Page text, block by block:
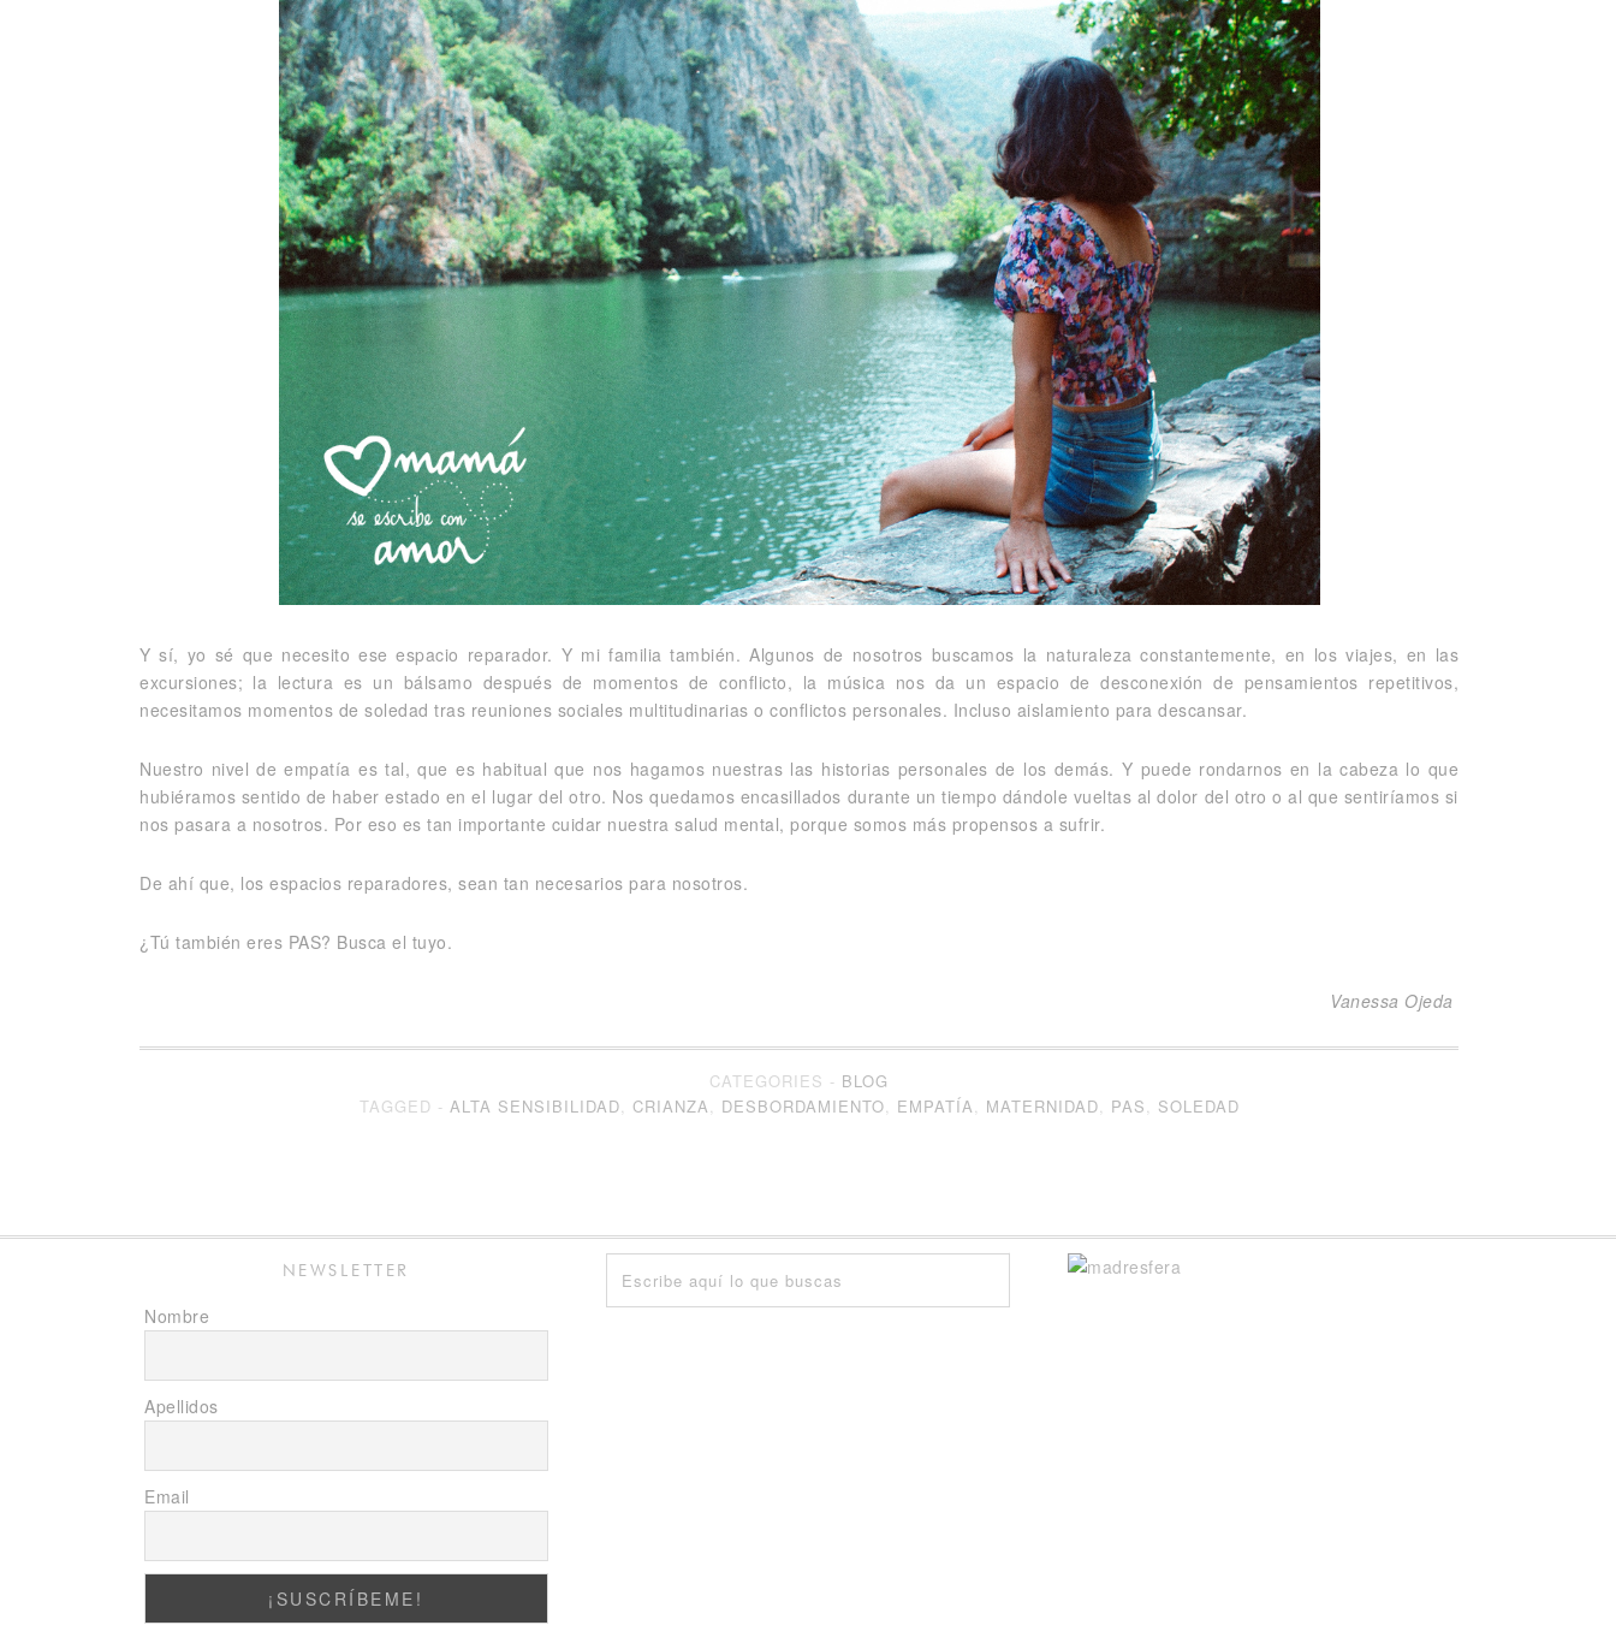
Y sí, yo sé que necesito ese espacio reparador. Y mi familia también. Algunos de nosotros buscamos la naturaleza constantemente, en los viajes, en las
excursiones; la lectura es un bálsamo después de momentos de conflicto, la música nos da un espacio de desconexión de pensamientos repetitivos,
necesitamos momentos de soledad tras reuniones sociales multitudinarias o conflictos personales. Incluso aislamiento para descansar.
Nuestro nivel de empatía es tal, que es habitual que nos hagamos nuestras las historias personales de los demás. Y puede rondarnos en la cabeza lo que
hubiéramos sentido de haber estado en el lugar del otro. Nos quedamos encasillados durante un tiempo dándole vueltas al dolor del otro o al que sentiríamos si
nos pasara a nosotros. Por eso es tan importante cuidar nuestra salud mental, porque somos más propensos a sufrir.
De ahí que, los espacios reparadores, sean tan necesarios para nosotros.
¿Tú también eres PAS? Busca el tuyo.
Vanessa Ojeda
CATEGORIES - BLOG
TAGGED - ALTA SENSIBILIDAD, CRIANZA, DESBORDAMIENTO, EMPATÍA, MATERNIDAD, PAS, SOLEDAD
NEWSLETTER
Nombre
Apellidos
Email